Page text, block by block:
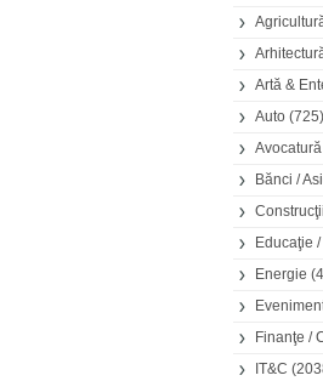
Artă &
Auto (725)
Avocatură
Bănci /
Construcţii
Educaţie
Energie
Finanţe /
IT&C